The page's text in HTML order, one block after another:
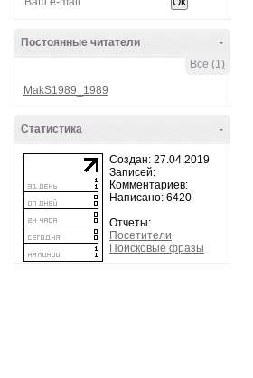
-
Постоянные читатели
Все (1)
MakS1989_1989
-
Статистика
Создан: 27.04.2019
Записей:
Комментариев:
Написано: 6420
Отчеты:
Посетители
Поисковые фразы